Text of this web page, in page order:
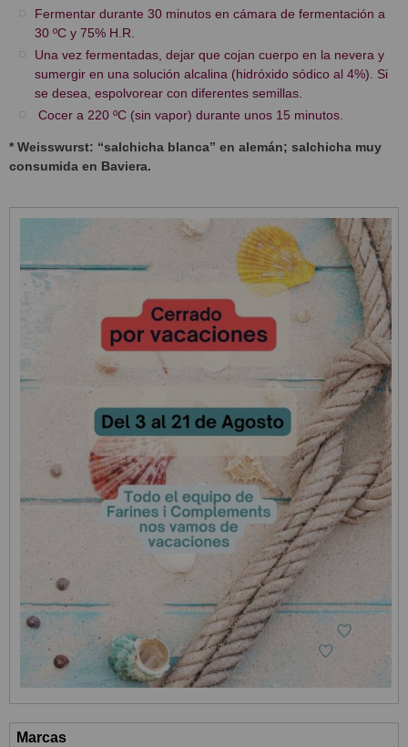
Marcas
Fermentar durante 30 minutos en cámara de fermentación a
30 ºC y 75% H.R.
Una vez fermentadas, dejar que cojan cuerpo en la nevera y
sumergir en una solución alcalina (hidróxido sódico al 4%). Si
se desea, espolvorear con diferentes semillas.
Cocer a 220 ºC (sin vapor) durante unos 15 minutos.
* Weisswurst: “salchicha blanca” en alemán; salchicha muy
consumida en Baviera.